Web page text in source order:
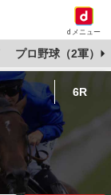
dメニュー
プロ野球（2軍）
6R